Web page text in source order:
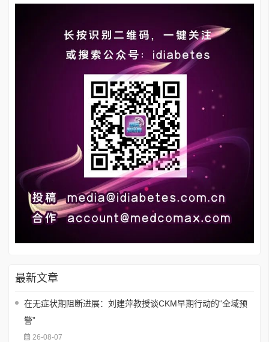
最新文章
在无症状期阻断进展：刘建萍教授谈CKM早期行动的“全域预
警”
26-08-07